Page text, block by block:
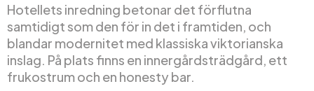
Hotellets inredning betonar det förflutna
samtidigt som den för in det i framtiden, och
blandar modernitet med klassiska viktorianska
inslag. På plats finns en innergårdsträdgård, ett
frukostrum och en honesty bar.